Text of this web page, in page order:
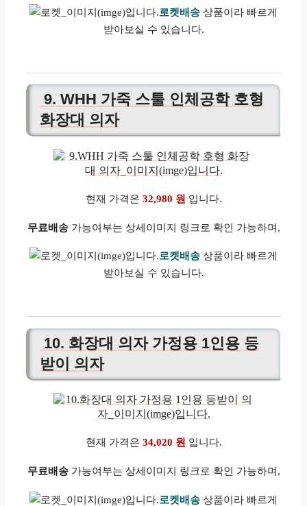
로켓배송 상품이라 빠르게
받아보실 수 있습니다.
9. WHH 가죽 스툴 인체공학 호형
화장대 의자
현재 가격은 32,980 원 입니다.
무료배송가능여부는 상세이미지 링크로 확인 가능하며,
로켓배송 상품이라 빠르게
받아보실 수 있습니다.
10. 화장대 의자 가정용 1인용 등
받이 의자
현재 가격은 34,020 원 입니다.
무료배송가능여부는 상세이미지 링크로 확인 가능하며,
로켓배송 상품이라 빠르게